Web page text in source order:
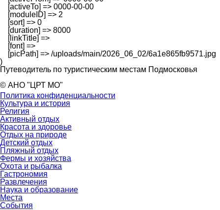
    [activeTo] => 0000-00-00
    [moduleID] => 2
    [sort] => 0
    [duration] => 8000
    [linkTitle] =>
    [font] =>
    [picPath] => /uploads/main/2026_06_02/6a1e865fb9571.jpg
Путеводитель по туристическим местам Подмосковья
© АНО "ЦРТ МО"
Политика конфиденциальности
Культура и история
Религия
Активный отдых
Красота и здоровье
Отдых на природе
Детский отдых
Пляжный отдых
Фермы и хозяйства
Охота и рыбалка
Гастрономия
Развлечения
Наука и образование
Места
События